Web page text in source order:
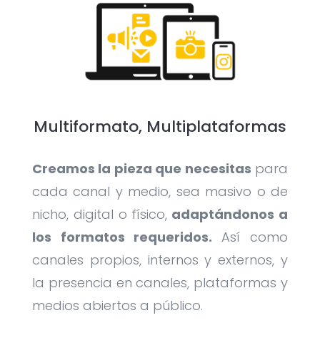
Multiformato, Multiplataformas
Creamos la pieza que necesitas para
cada canal y medio, sea masivo o de
nicho, digital o físico, adaptándonos a
los formatos requeridos.Así como
canales propios, internos y externos, y
la presencia en canales, plataformas y
medios abiertos a público.